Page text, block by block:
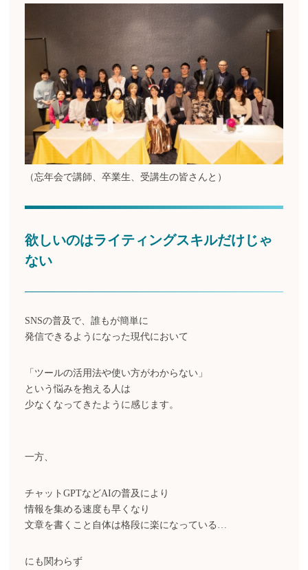
（忘年会で講師、卒業生、受講生の皆さんと）
欲しいのはライティングスキルだけじゃ
ない
SNSの普及で、誰もが簡単に
発信できるようになった現代において
「ツールの活用法や使い方がわからない」
という悩みを抱える人は
少なくなってきたように感じます。
一方、
チャットGPTなどAIの普及により
情報を集める速度も早くなり
文章を書くこと自体は格段に楽になっている…
にも関わらず